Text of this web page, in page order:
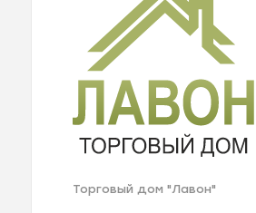
Торговый дом "Лавон"